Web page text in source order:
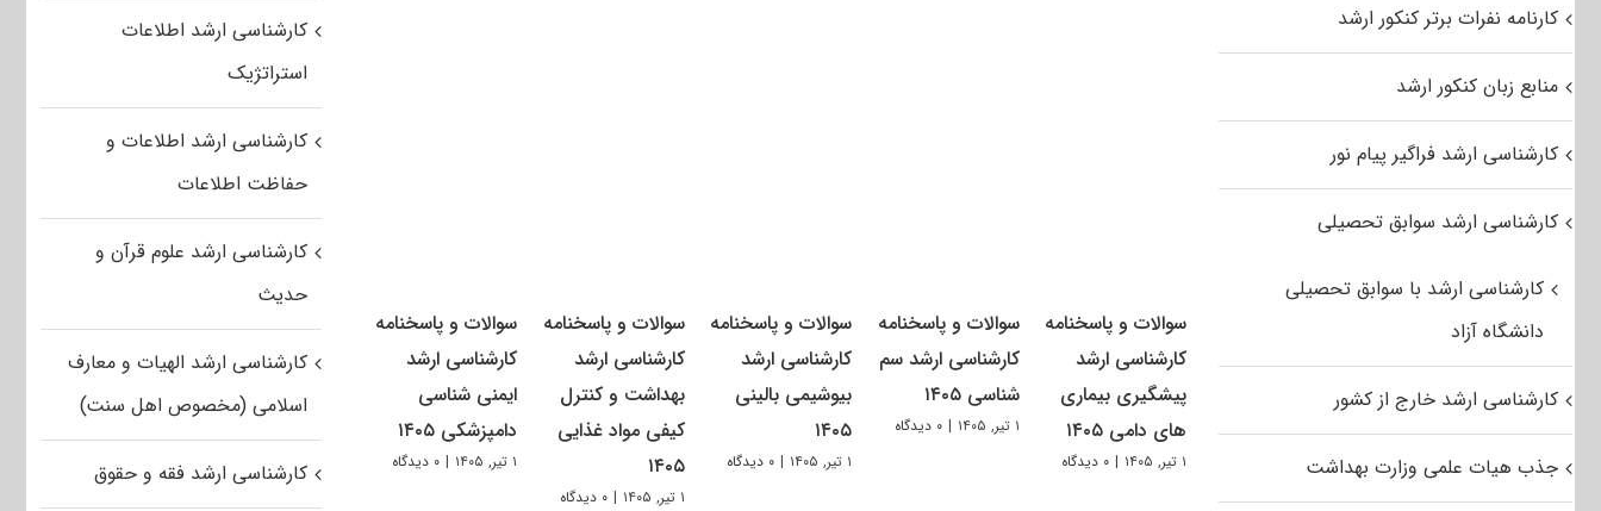
سوالات و پاسخنامه
کارشناسی ارشد
پیشگیری بیماری
های دامی ۱۴۰۵
۱ تیر, ۱۴۰۵ | ۰ دیدگاه
سوالات و پاسخنامه
کارشناسی ارشد سم
شناسی ۱۴۰۵
۱ تیر, ۱۴۰۵ | ۰ دیدگاه
سوالات و پاسخنامه
کارشناسی ارشد
بیوشیمی بالینی
۱۴۰۵
۱ تیر, ۱۴۰۵ | ۰ دیدگاه
سوالات و پاسخنامه
کارشناسی ارشد
بهداشت و کنترل
کیفی مواد غذایی
۱۴۰۵
۱ تیر, ۱۴۰۵ | ۰ دیدگاه
سوالات و پاسخنامه
کارشناسی ارشد
ایمنی شناسی
دامپزشکی ۱۴۰۵
۱ تیر, ۱۴۰۵ | ۰ دیدگاه
کارشناسی ارشد اطلاعات
استراتژیک
کارشناسی ارشد اطلاعات و
حفاظت اطلاعات
کارشناسی ارشد علوم قرآن و
حدیث
کارشناسی ارشد الهیات و معارف
اسلامی (مخصوص اهل سنت)
کارشناسی ارشد فقه و حقوق
کارنامه نفرات برتر کنکور ارشد
منابع زبان کنکور ارشد
کارشناسی ارشد فراگیر پیام نور
کارشناسی ارشد سوابق تحصیلی
کارشناسی ارشد با سوابق تحصیلی
دانشگاه آزاد
کارشناسی ارشد خارج از کشور
جذب هیات علمی وزارت بهداشت